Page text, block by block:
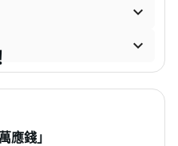


應錢」